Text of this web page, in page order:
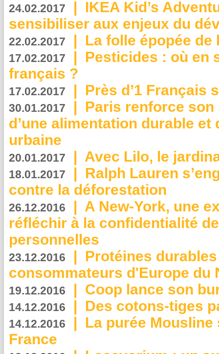
24.02.2017 | IKEA Kid’s
sensibiliser aux enjeux du
22.02.2017 | La folle épopée de
17.02.2017 | Pesticides : où en
français ?
17.02.2017 | Près d’1 Français
30.01.2017 | Paris renforce
d’une alimentation durable et
urbaine
20.01.2017 | Avec Lilo, le
18.01.2017 | Ralph Lauren
contre la déforestation
26.12.2016 | A New-York, une
réfléchir à la confidentialité
personnelles
23.12.2016 | Protéines
consommateurs d'Europe du
19.12.2016 | Coop lance son
14.12.2016 | Des cotons-tiges
14.12.2016 | La purée
France